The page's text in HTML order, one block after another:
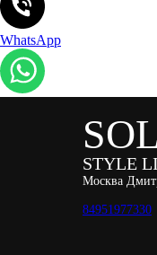
WhatsApp
STYLE
Москва
84951977330